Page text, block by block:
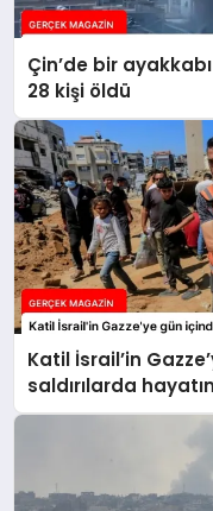
Çin’de bir
28 kişi öldü
Katil İsrail’in
saldırılarda
yükseldi